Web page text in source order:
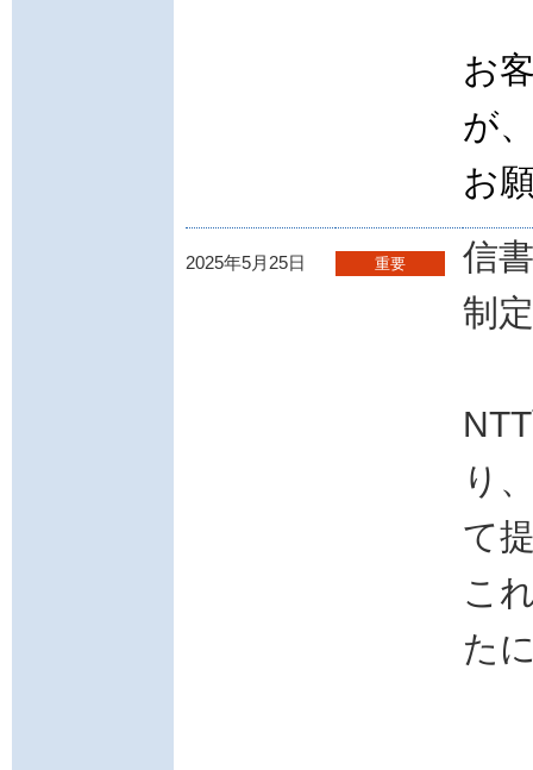
お
が
お
2025年5月25日 重要
信
制
り
て
こ
た